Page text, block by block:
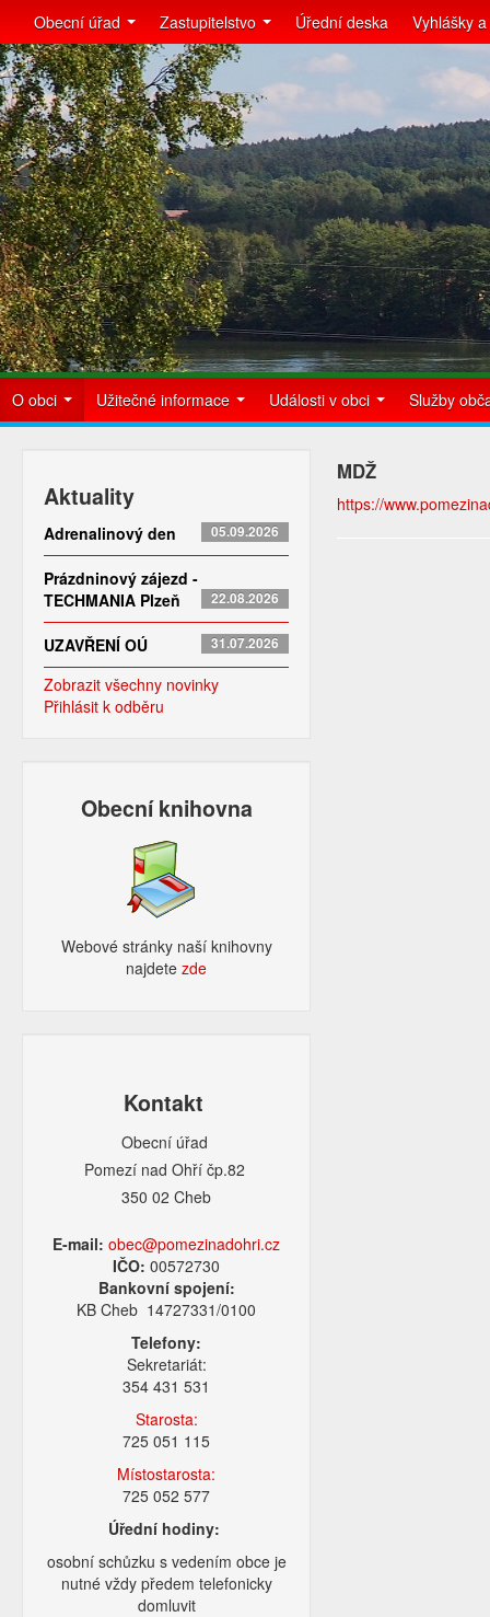
Obecní úřad Zastupitelstvo Úřední deska Vyhlášky
O obci Užitečné informace Události v obci Služby
Aktuality
Adrenalinový den 05.09.2026
Prázdninový zájezd -
TECHMANIA Plzeň
22.08.2026
UZAVŘENÍ OÚ 31.07.2026
Zobrazit všechny novinky
Přihlásit k odběru
Obecní knihovna
Webové stránky naší knihovny
najdetezde​
Kontakt
Obecní úřad
Pomezí nad Ohří čp.82
350 02 Cheb
E-mail: obec@pomezinadohri.cz
IČO:00572730
Bankovní spojení:
KB Cheb 14727331/0100
Telefony:
Sekretariát:
354 431 531
Starosta:
725 051 115
Místostarosta:
725 052 577
Úřední hodiny:
osobní schůzku s vedením obce je
nutné vždy předem telefonicky
domluvit
MDŽ
https://